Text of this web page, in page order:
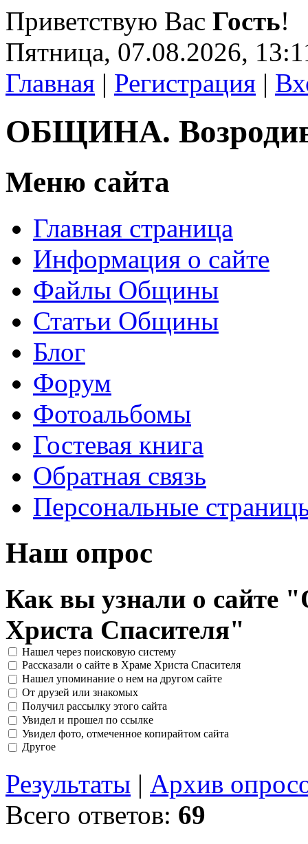
Приветствую Вас Гость!
Пятница, 07.08.2026,
Главная | Регистрация |
ОБЩИНА.
Меню сайта
Главная страница
Информация о сайте
Файлы Общины
Статьи Общины
Блог
Форум
Фотоальбомы
Гостевая книга
Обратная связь
Персональные
Наш опрос
Как вы узнали о сайте
Христа Спасителя"
Нашел через поисковую систему
Рассказали о сайте в Храме Христа Спасителя
Нашел упоминание о нем на другом сайте
От друзей или знакомых
Получил рассылку этого сайта
Увидел и прошел по ссылке
Увидел фото, отмеченное копирайтом сайта
Другое
Результаты | Архив
Всего ответов: 69